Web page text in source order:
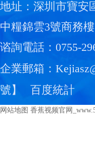
地址：深圳市寶安
中糧錦雲3號商務
谘詢電話：0755-
企業郵箱：
號 】 百度統計
网站地图 香蕉视频官网